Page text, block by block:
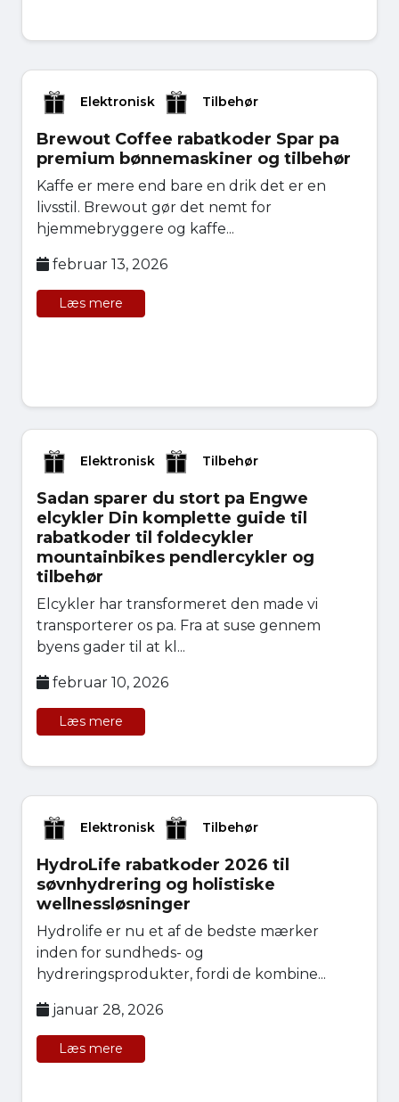
Elektronisk Tilbehør
Brewout Coffee rabatkoder Spar pa
premium bønnemaskiner og tilbehør
Kaffe er mere end bare en drik det er en
livsstil. Brewout gør det nemt for
hjemmebryggere og kaffe...
februar 13, 2026
Læs mere
Elektronisk Tilbehør
Sadan sparer du stort pa Engwe
elcykler Din komplette guide til
rabatkoder til foldecykler
mountainbikes pendlercykler og
tilbehør
Elcykler har transformeret den made vi
transporterer os pa. Fra at suse gennem
byens gader til at kl...
februar 10, 2026
Læs mere
Elektronisk Tilbehør
HydroLife rabatkoder 2026 til
søvnhydrering og holistiske
wellnessløsninger
Hydrolife er nu et af de bedste mærker
inden for sundheds- og
hydreringsprodukter, fordi de kombine...
januar 28, 2026
Læs mere